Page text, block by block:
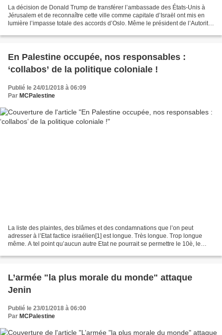
La décision de Donald Trump de transférer l’ambassade des États-Unis à
Jérusalem et de reconnaître cette ville comme capitale d’Israël ont mis en
lumière l’impasse totale des accords d’Oslo. Même le président de l’Autorité
En Palestine occupée, nos responsables :
‘collabos’ de la politique coloniale !
Publié le 24/01/2018 à 06:09
Par MCPalestine
La liste des plaintes, des blâmes et des condamnations que l’on peut
adresser à l’Etat factice israélien[1] est longue. Très longue. Trop longue
même. A tel point qu’aucun autre Etat ne pourrait se permettre le 10è, le
L’armée "la plus morale du monde" attaque
Jenin
Publié le 23/01/2018 à 06:00
Par MCPalestine